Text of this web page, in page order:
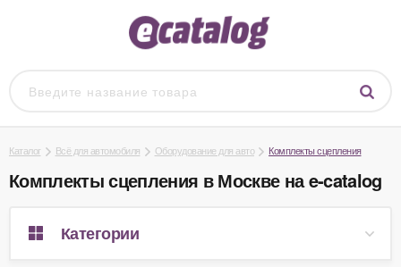
Каталог Всё для автомобиля Оборудование для авто Комплекты сцепления
Комплекты сцепления в Москве на e-catalog
Категории